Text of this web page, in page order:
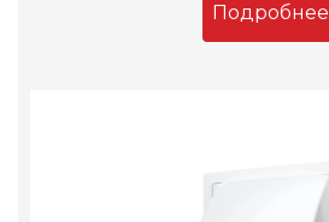
Подробнее